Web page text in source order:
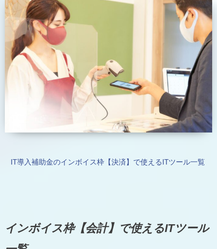
IT導入補助金のインボイス枠【決済】で使えるITツール一覧
インボイス枠【会計】で使えるITツール